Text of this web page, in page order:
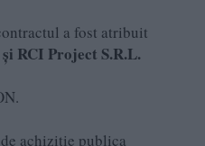
a fost atribuit
RCI Project S.R.L.
achiziție publica